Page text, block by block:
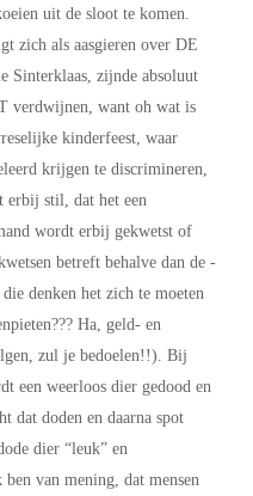
uit de sloot te komen.
zich als aasgieren over DE
Sinterklaas, zijnde absoluut
verdwijnen, want oh wat is
kinderfeest, waar
krijgen te discrimineren,
erbij stil, dat het een
wordt erbij gekwetst of
betreft behalve dan de -
denken het zich te moeten
Ha, geld- en
zul je bedoelen!!). Bij
een weerloos dier gedood en
dat doden en daarna spot
dier “leuk” en
ben van mening, dat mensen